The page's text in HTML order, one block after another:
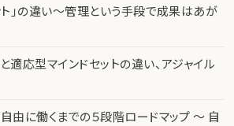
ト」の違い〜管理という手段で成果はあが
適応型マインドセットの違い、アジャイル
由に働くまでの５段階ロードマップ 〜 自